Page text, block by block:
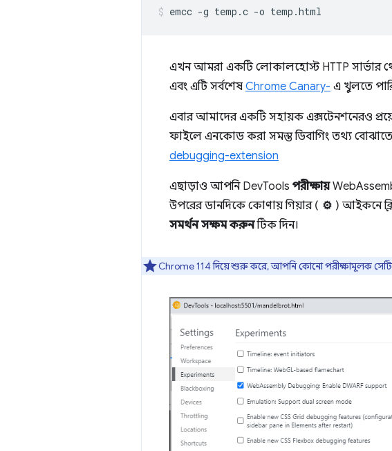
এখন আমরা একটি লোকালহোস্ট HTTP সার্ভার
এবং এটি সর্বশেষ Chrome Canary- এ খুলতে
এবার আমাদের একটি সহায়ক এক্সটেনশনেরও
ফাইলে এনকোড করা সমস্ত ডিবাগিং তথ্য
debugging-extension
এছাড়াও আপনি DevTools পরীক্ষায়
উপরের ডানদিকে কোণায় গিয়ার ( ⚙ ) আইকনে
সমর্থন সক্ষম করুনটিক দিন।
Chrome 114 দিয়ে শুরু করে, আপনি কোনো পরীক্ষামূলক